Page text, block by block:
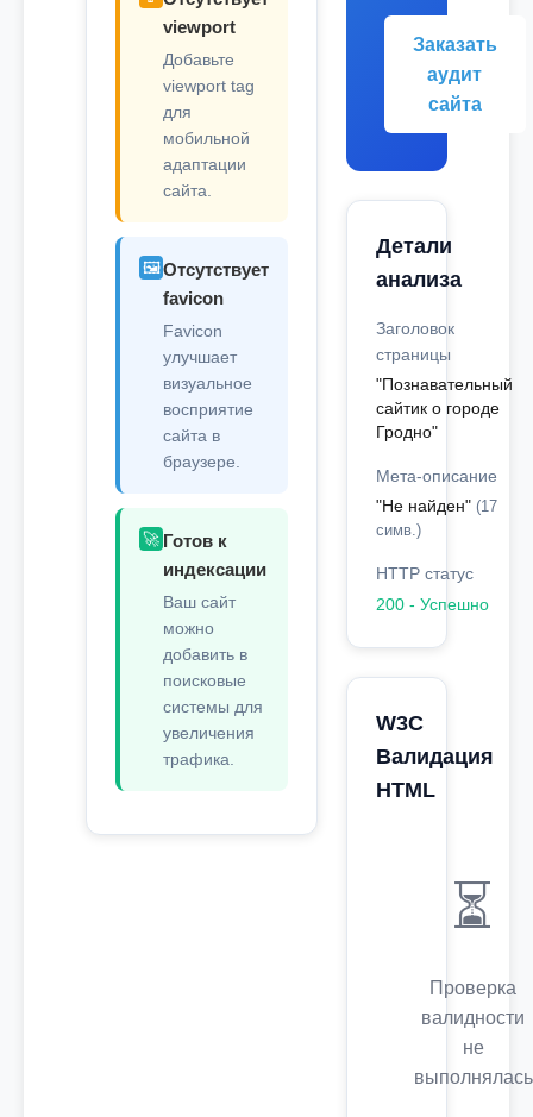
viewport
Добавьте
viewport tag
для
мобильной
адаптации
сайта.
🖼️Отсутствует
favicon
Favicon
улучшает
визуальное
восприятие
сайта в
браузере.
🚀 Готов к
индексации
Ваш сайт
можно
добавить в
поисковые
системы для
увеличения
трафика.
Заказать
аудит
сайта
Детали
анализа
Заголовок
страницы
"Познавательный
сайтик о городе
Гродно"
Мета-описание
"Не найден" (17
симв.)
HTTP статус
200 - Успешно
W3C
Валидация
HTML
⏳
Проверка
валидности
не
выполнялась